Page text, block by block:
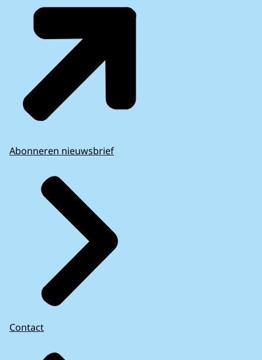
Abonneren nieuwsbrief
Contact